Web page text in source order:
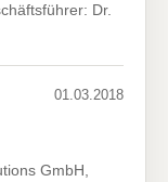
Dr.
01.03.2018
GmbH,